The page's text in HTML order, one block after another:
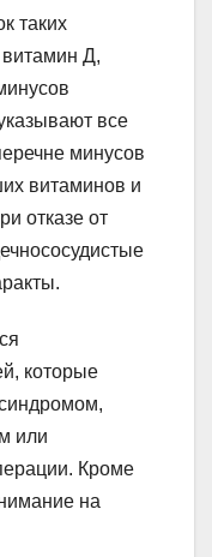
таких
витамин Д,
все
минусов
витаминов и
отказе от
которые
или
Кроме
на